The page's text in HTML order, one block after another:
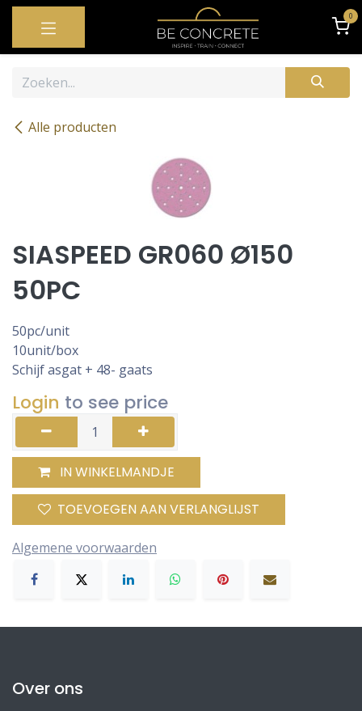
OVERSLAAN NAAR INHOUD 0
Alle producten
SIASPEED GR060 Ø150
50PC
50pc/unit
10unit/box
Schijf asgat + 48- gaats
Login to see price
IN WINKELMANDJE
TOEVOEGEN AAN VERLANGLIJST
Algemene voorwaarden
Over ons